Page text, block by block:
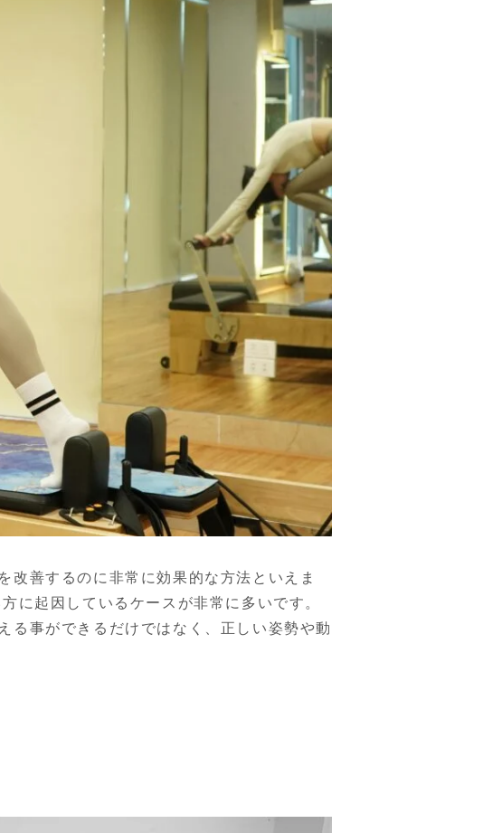
改善するのに非常に効果的な方法といえま
に起因しているケースが非常に多いです。
る事ができるだけではなく、正しい姿勢や動